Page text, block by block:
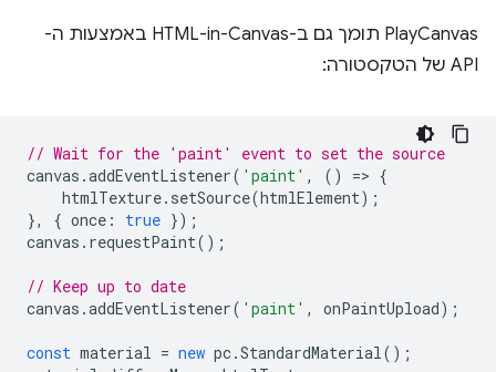
‫PlayCanvas תומך גם ב-HTML-in-Canvas באמצעות ה-
API של הטקסטורה:
// Wait for the 'paint' event to set the source
canvas .addEventListener( 'paint' , () => {
htmlTexture. setSource(htmlElement);
},
{ once : true });
canvas . requestPaint();
// Keep up to date
canvas .addEventListener( 'paint' , onPaintUpload);
const material = new pc.StandardMaterial();